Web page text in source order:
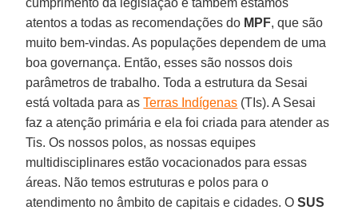
atentos a todas as recomendações do MPF, que são
muito bem-vindas. As populações dependem de uma
boa governança. Então, esses são nossos dois
parâmetros de trabalho. Toda a estrutura da Sesai
está voltada para asTerras Indígenas (TIs). A Sesai
faz a atenção primária e ela foi criada para atender as
Tis. Os nossos polos, as nossas equipes
multidisciplinares estão vocacionados para essas
áreas. Não temos estruturas e polos para o
atendimento no âmbito de capitais e cidades. OSUS